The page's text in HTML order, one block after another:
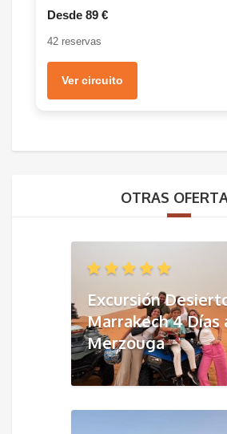
Desde 89 €
42 reservas
Ver circuito
OTRAS
Excursión
Marrakech 4 Días
Merzouga